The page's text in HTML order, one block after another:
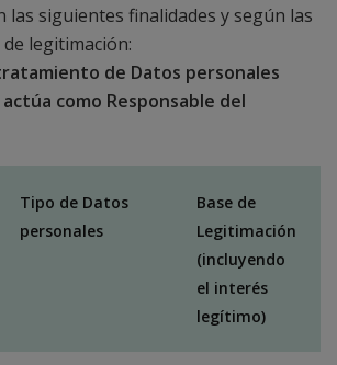
las siguientes finalidades y según las
legitimación:
de Datos personales
como Responsable del
Tipo de Datos
personales
Base de
Legitimación
(incluyendo
el interés
legítimo)